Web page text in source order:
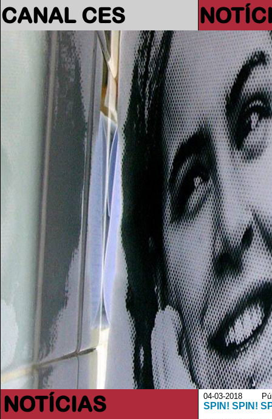
CANAL CES
NOTÍCIAS
04-03-2018
SPIN! SPIN!